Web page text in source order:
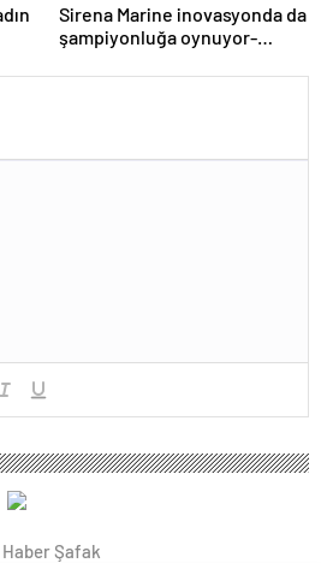
Sirena Marine inovasyonda da
şampiyonluğa oynuyor-
Haber Şafak